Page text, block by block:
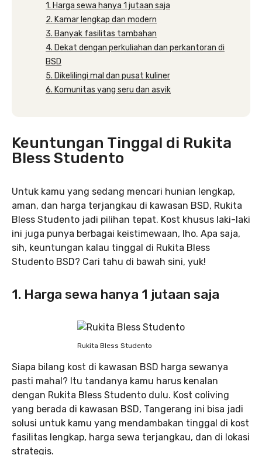
1. Harga sewa hanya 1 jutaan saja
2. Kamar lengkap dan modern
3. Banyak fasilitas tambahan
4. Dekat dengan perkuliahan dan perkantoran di
BSD
5. Dikelilingi mal dan pusat kuliner
6. Komunitas yang seru dan asyik
Keuntungan Tinggal di Rukita
Bless Studento
Untuk kamu yang sedang mencari hunian lengkap,
aman, dan harga terjangkau di kawasan BSD, Rukita
Bless Studento jadi pilihan tepat. Kost khusus laki-laki
ini juga punya berbagai keistimewaan, lho. Apa saja,
sih, keuntungan kalau tinggal di Rukita Bless
Studento BSD? Cari tahu di bawah sini, yuk!
1. Harga sewa hanya 1 jutaan saja
Rukita Bless Studento
Siapa bilang kost di kawasan BSD harga sewanya
pasti mahal? Itu tandanya kamu harus kenalan
dengan Rukita Bless Studento dulu. Kost coliving
yang berada di kawasan BSD, Tangerang ini bisa jadi
solusi untuk kamu yang mendambakan tinggal di kost
fasilitas lengkap, harga sewa terjangkau, dan di lokasi
strategis.